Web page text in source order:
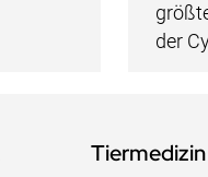
der
Tiermedizin